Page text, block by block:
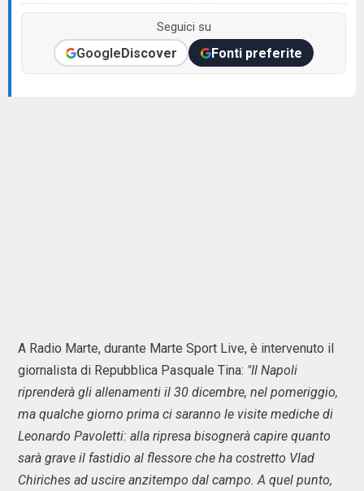
Seguici su
GoogleDiscover Fonti preferite
A Radio Marte, durante Marte Sport Live, è intervenuto il
giornalista di Repubblica Pasquale Tina: "Il Napoli
riprenderà gli allenamenti il 30 dicembre, nel pomeriggio,
ma qualche giorno prima ci saranno le visite mediche di
Leonardo Pavoletti: alla ripresa bisognerà capire quanto
sarà grave il fastidio al flessore che ha costretto Vlad
Chiriches ad uscire anzitempo dal campo. A quel punto,